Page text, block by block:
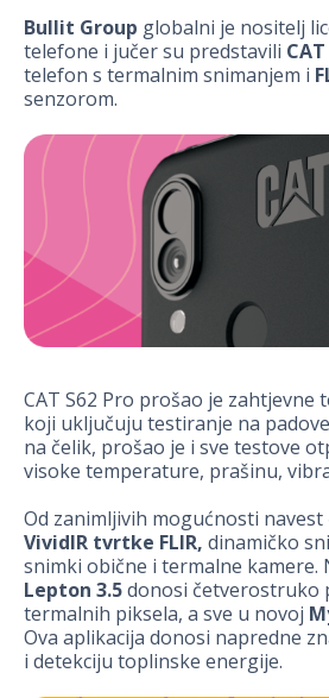
Bullit Group globalni je nositelj
telefone i jučer su predstavili CAT
telefon s termalnim snimanjem i
senzorom.
CAT S62 Pro prošao je
koji uključuju testiranje na
na čelik, prošao je i sve testove
visoke temperature, prašinu,
Od zanimljivih mogućnosti
VividIR tvrtke FLIR, dinamičko
snimki obične i termalne kamere.
Lepton 3.5donosi četverostruko
termalnih piksela, a sve u novoj
Ova aplikacija donosi napredne
i detekciju toplinske energije.